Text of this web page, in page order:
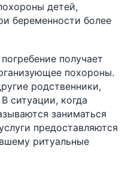
детей,
беременности более
получает
похороны.
родственники,
ситуации, когда
заниматься
предоставляются
ритуальные